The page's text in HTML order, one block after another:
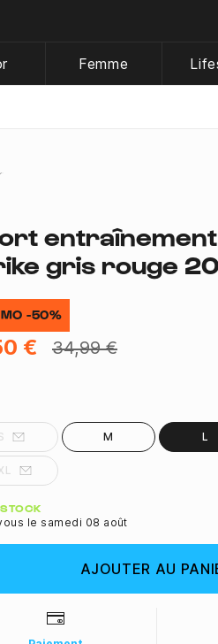
Femme
entraînement
gris rouge
-50%
€ 34,99 €
M L
le samedi 08 août
AJOUTER AU